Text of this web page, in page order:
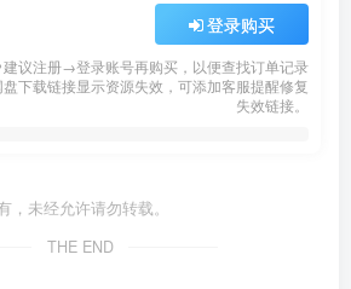
登录购买
建议注册→登录账号再购买，以便查找订单记录
下载链接显示资源失效，可添加客服提醒修复
失效链接。
，未经允许请勿转载。
THE END